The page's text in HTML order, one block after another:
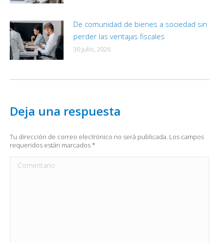
De comunidad de bienes a sociedad sin
perder las ventajas fiscales
30 julio, 2026
Deja una respuesta
Tu dirección de correo electrónico no será publicada. Los campos
requeridos están marcados*
Comentario